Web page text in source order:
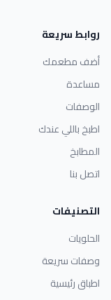
روابط سريعة
أضف مطعمك
مساعدة
الوصفات
اطبخ باللي عندك
المطابخ
اتصل بنا
التصنيفات
الحلويات
وصفات سريعة
اطباق رئيسية